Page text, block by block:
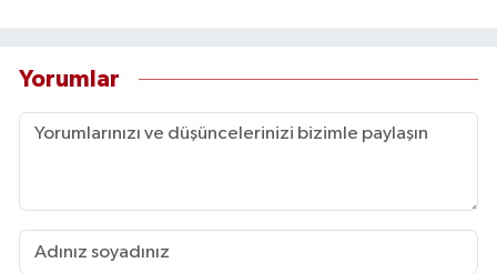
Yorumlar